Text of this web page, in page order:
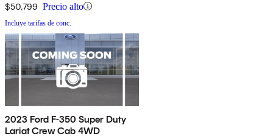
$50,799 Precio alto
Incluye tarifas de conc.
2023 Ford F-350 Super Duty
Lariat Crew Cab 4WD